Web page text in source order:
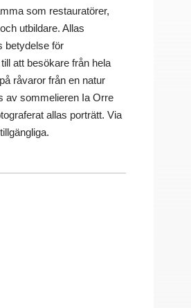
som restauratörer,
utbildare. Allas
betydelse för
att besökare från hela
råvaror från en natur
av sommelieren Ia Orre
allas porträtt. Via